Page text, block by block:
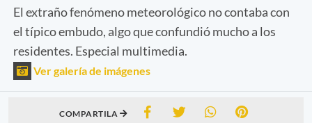
El extraño fenómeno meteorológico no contaba con
el típico embudo, algo que confundió mucho a los
residentes. Especial multimedia.
Ver galería de imágenes
COMPARTILA